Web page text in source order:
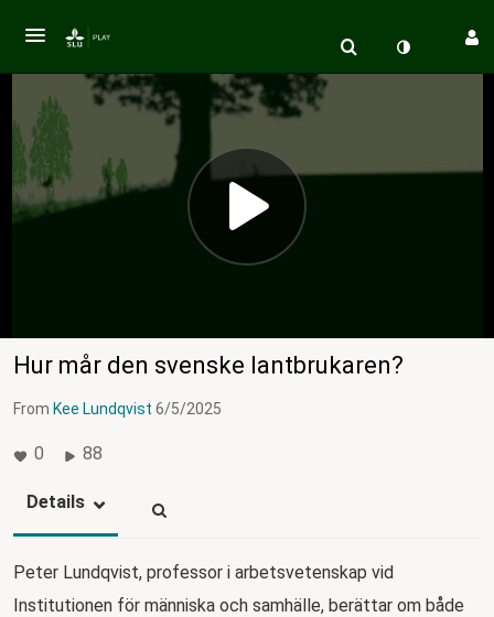
Hur mår den svenske lantbrukaren?
From Kee Lundqvist 6/5/2025
0 88
Details
Peter Lundqvist, professor i arbetsvetenskap vid
Institutionen för människa och samhälle, berättar om både